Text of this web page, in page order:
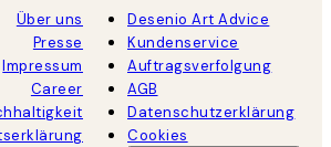
Über uns
Presse
Impressum
Career
Desenio Art Advice
Kundenservice
Auftragsverfolgung
AGB
Datenschutzerklärung
Cookies